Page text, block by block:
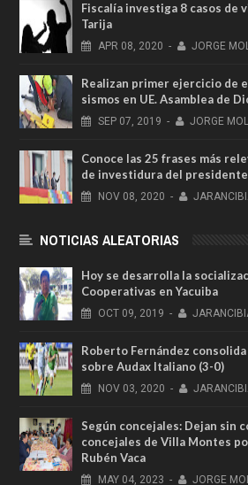
Fiscalía investiga 8 casos de
Tarija
APR 08, 2020 - JORGE
Realizan primer ejercicio de
sismos en UE. Asamblea de
SEP 07, 2019 - JORGE
Conoce las 25 frases más
de investidura del
NOV 08, 2020 -
NOTICIAS ALEATORIAS
Hoy se desarrolla la
Cooperativas en Yacuiba
OCT 09, 2019 -
Roberto Fernández
sobre Audax Italiano (3-0)
NOV 03, 2020 -
Según concejales: Dejan sin
concejales de Villa Montes
Rubén Vaca
MAY 04, 2023 - JORGE